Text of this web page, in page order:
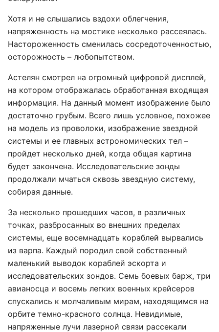
Хотя и не слышались вздохи облегчения,
напряженность на мостике несколько рассеялась.
Настороженность сменилась сосредоточенностью,
осторожность – любопытством.
Астелян смотрел на огромный цифровой дисплей,
на котором отображалась обработанная входящая
информация. На данный момент изображение было
достаточно грубым. Всего лишь условное, похожее
на модель из проволоки, изображение звездной
системы и ее главных астрономических тел –
пройдет несколько дней, когда общая картина
будет закончена. Исследовательские зонды
продолжали мчаться сквозь звездную систему,
собирая данные.
За несколько прошедших часов, в различных
точках, разбросанных во внешних пределах
системы, еще восемнадцать кораблей вырвались
из варпа. Каждый породил свой собственный
маленький выводок кораблей эскорта и
исследовательских зондов. Семь боевых барж, три
авианосца и восемь легких военных крейсеров
спускались к молчаливым мирам, находящимся на
орбите темно-красного солнца. Невидимые,
напряженные лучи лазерной связи рассекали